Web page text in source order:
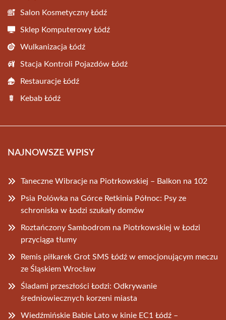
Salon Kosmetyczny Łódź
Sklep Komputerowy Łódź
Wulkanizacja Łódź
Stacja Kontroli Pojazdów Łódź
Restauracje Łódź
Kebab Łódź
NAJNOWSZE WPISY
Taneczne Wibracje na Piotrkowskiej – Balkon na 102
Psia Polówka na Górce Retkinia Północ: Psy ze
schroniska w Łodzi szukały domów
Roztańczony Sambodrom na Piotrkowskiej w Łodzi
przyciąga tłumy
Remis piłkarek Grot SMS Łódź w emocjonującym meczu
ze Śląskiem Wrocław
Śladami przeszłości Łodzi: Odkrywanie
średniowiecznych korzeni miasta
Wiedźmińskie Babie Lato w kinie EC1 Łódź –